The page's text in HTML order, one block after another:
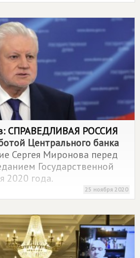
СПРАВЕДЛИВАЯ РОССИЯ
Центрального банка
Сергея Миронова перед
Государственной
2020 года.
25 ноября 2020